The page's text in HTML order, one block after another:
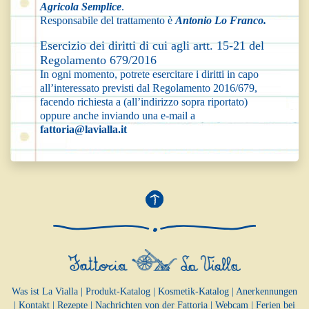
Agricola Semplice.
Responsabile del trattamento èAntonio Lo Franco.
Esercizio dei diritti di cui agli artt. 15-21 del
Regolamento 679/2016
In ogni momento, potrete esercitare i diritti in capo
all’interessato previsti dal Regolamento 2016/679,
facendo richiesta a (all’indirizzo sopra riportato)
oppure anche inviando una e-mail a
fattoria@lavialla.it
Was ist La Vialla Produkt-Katalog Kosmetik-Katalog
Anerkennungen
Kontakt Rezepte Nachrichten von der Fattoria Webcam Ferien bei